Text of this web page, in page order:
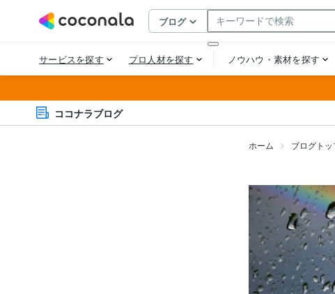
ココナラブログ
ホーム ブログトッ